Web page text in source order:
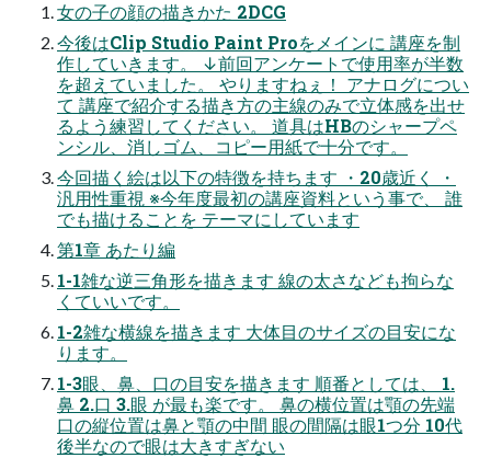
女の子の顔の描きかた 2DCG
今後はClip Studio Paint Proをメインに 講座を制
作していきます。 ↓前回アンケートで使用率が半数
を超えていました。 やりますねぇ！ アナログについ
て 講座で紹介する描き方の主線のみで立体感を出せ
るよう練習してください。 道具はHBのシャープペ
ンシル、消しゴム、コピー用紙で十分です。
今回描く絵は以下の特徴を持ちます ・20歳近く ・
汎用性重視 ※今年度最初の講座資料という事で、 誰
でも描けることを テーマにしています
第1章 あたり編
1-1雑な逆三角形を描きます 線の太さなども拘らな
くていいです。
1-2雑な横線を描きます 大体目のサイズの目安にな
ります。
1-3眼、鼻、口の目安を描きます 順番としては、 1.
鼻 2.口 3.眼 が最も楽です。 鼻の横位置は顎の先端
口の縦位置は鼻と顎の中間 眼の間隔は眼1つ分 10代
後半なので眼は大きすぎない